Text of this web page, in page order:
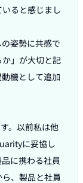
ると感じまし
姿勢に共感で
」が大切と記
機として追加
。以前私は他
に妥協し
に携わる社員
、製品と社員